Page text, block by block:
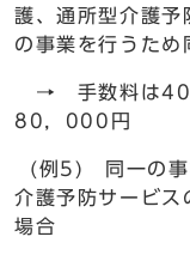
護、通所型介護予
の事業を行うため
→ 手数料は40
80，000円
(例5) 同一の事
介護予防サービス
場合